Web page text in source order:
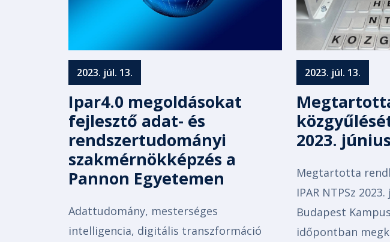
2023. júl. 13.
Ipar4.0 megoldásokat
fejlesztő adat- és
rendszertudományi
szakmérnökképzés a
Pannon Egyetemen
Adattudomány, mesterséges
intelligencia, digitális transzformáció
2023. júl. 13.
2023.
Megtartotta
IPAR NTPSz
Budapest
időpontban